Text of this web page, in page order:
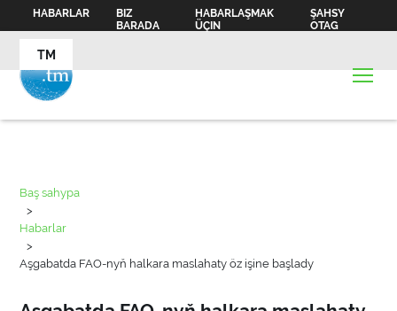
HABARLAR
BIZ
BARADA
HABARLAŞMAK
ÜÇIN
ŞAHSY
OTAG
TM
Baş sahypa
>
Habarlar
>
Aşgabatda FAO-nyň halkara maslahaty öz işine başlady